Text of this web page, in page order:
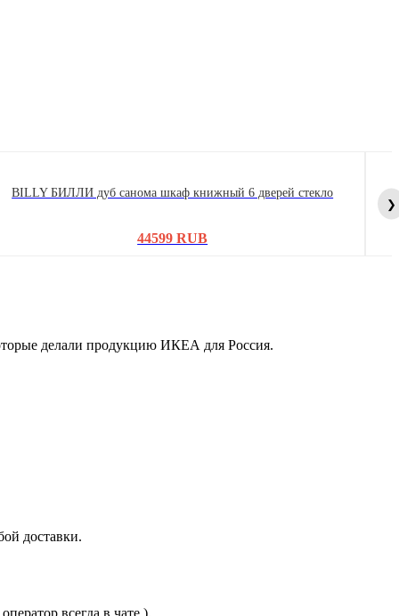
BILLY БИЛЛИ дуб санома шкаф книжный 6 дверей стекло
44599 RUB
❯
делали продукцию ИКЕА для Россия.
доставки.
всегда в чате ).